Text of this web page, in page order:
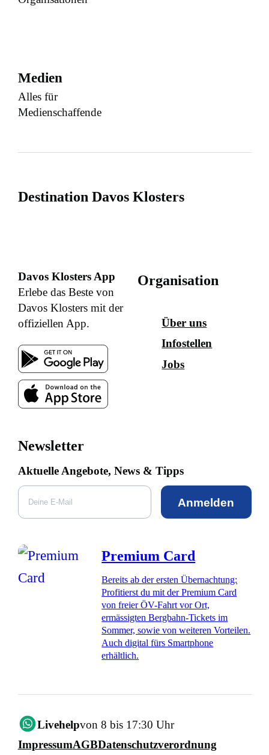
Medien
Alles für
Medienschaffende
Destination Davos Klosters
Davos Klosters App
Erlebe das Beste von
Davos Klosters mit der
offiziellen App.
Organisation
Über uns
Infostellen
Jobs
Newsletter
Aktuelle Angebote, News & Tipps
Anmelden
Premium Card
Bereits ab der ersten Übernachtung:
Profitierst du mit der Premium Card
von freier ÖV-Fahrt vor Ort,
ermässigten Bergbahn-Tickets im
Sommer, sowie von weiteren Vorteilen.
Auch digital fürs Smartphone
erhältlich.
Livehelpvon 8 bis 17:30 Uhr
ImpressumAGBDatenschutzverordnung